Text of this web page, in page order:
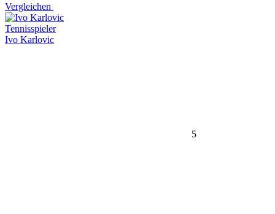
Vergleichen
Tennisspieler
Ivo Karlovic
5